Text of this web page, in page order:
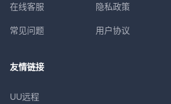
在线客服
常见问题
隐私政策
用户协议
友情链接
UU远程